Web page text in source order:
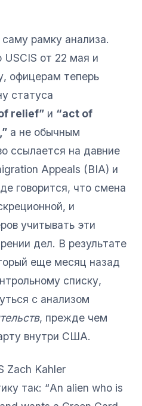
рамку анализа.
USCIS от 22 мая и
офицерам теперь
статуса
relief” и “act of
а не обычным
ссылается на давние
Appeals (BIA) и
говорится, что смена
и
учитывать эти
дел. В результате
еще месяц назад
списку,
с анализом
, прежде чем
внутри США.
Zach Kahler
так: “An alien who is